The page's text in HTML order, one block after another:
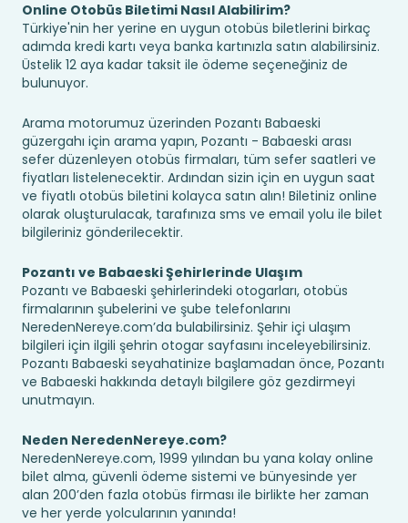
Online Otobüs Biletimi Nasıl Alabilirim?
Türkiye'nin her yerine en uygun otobüs biletlerini birkaç
adımda kredi kartı veya banka kartınızla satın alabilirsiniz.
Üstelik 12 aya kadar taksit ile ödeme seçeneğiniz de
bulunuyor.
Arama motorumuz üzerinden Pozantı Babaeski
güzergahı için arama yapın, Pozantı - Babaeski arası
sefer düzenleyen otobüs firmaları, tüm sefer saatleri ve
fiyatları listelenecektir. Ardından sizin için en uygun saat
ve fiyatlı otobüs biletini kolayca satın alın! Biletiniz online
olarak oluşturulacak, tarafınıza sms ve email yolu ile bilet
bilgileriniz gönderilecektir.
Pozantı ve Babaeski Şehirlerinde Ulaşım
Pozantı ve Babaeski şehirlerindeki otogarları, otobüs
firmalarının şubelerini ve şube telefonlarını
NeredenNereye.com’da bulabilirsiniz. Şehir içi ulaşım
bilgileri için ilgili şehrin otogar sayfasını inceleyebilirsiniz.
Pozantı Babaeski seyahatinize başlamadan önce, Pozantı
ve Babaeski hakkında detaylı bilgilere göz gezdirmeyi
unutmayın.
Neden NeredenNereye.com?
NeredenNereye.com, 1999 yılından bu yana kolay online
bilet alma, güvenli ödeme sistemi ve bünyesinde yer
alan 200’den fazla otobüs firması ile birlikte her zaman
ve her yerde yolcularının yanında!